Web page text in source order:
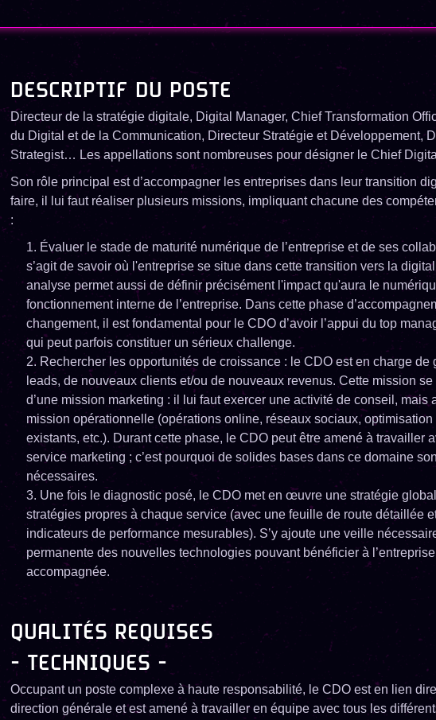
DESCRIPTIF DU POSTE
Directeur de la stratégie digitale, Digital Manager, Chief Transformation
du Digital et de la Communication, Directeur Stratégie et Développement,
Strategist… Les appellations sont nombreuses pour désigner le Chief
Son rôle principal est d’accompagner les entreprises dans leur transition
faire, il lui faut réaliser plusieurs missions, impliquant chacune des
:
Évaluer le stade de maturité numérique de l’entreprise et de ses
s’agit de savoir où l'entreprise se situe dans cette transition vers la
analyse permet aussi de définir précisément l'impact qu'aura le
fonctionnement interne de l’entreprise. Dans cette phase
changement, il est fondamental pour le CDO d’avoir l’appui du top
qui peut parfois constituer un sérieux challenge.
Rechercher les opportunités de croissance : le CDO est en charge de
leads, de nouveaux clients et/ou de nouveaux revenus. Cette mission
d’une mission marketing : il lui faut exercer une activité de conseil, mais
mission opérationnelle (opérations online, réseaux sociaux, optimisation
existants, etc.). Durant cette phase, le CDO peut être amené à travailler
service marketing ; c’est pourquoi de solides bases dans ce domaine
nécessaires.
Une fois le diagnostic posé, le CDO met en œuvre une stratégie
stratégies propres à chaque service (avec une feuille de route détaillée
indicateurs de performance mesurables). S’y ajoute une veille
permanente des nouvelles technologies pouvant bénéficier à l’entreprise
accompagnée.
QUALITÉS REQUISES
- TECHNIQUES -
Occupant un poste complexe à haute responsabilité, le CDO est en lien
direction générale et est amené à travailler en équipe avec tous les